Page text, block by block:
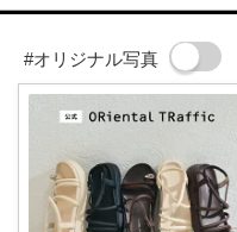
#オリジナル写真